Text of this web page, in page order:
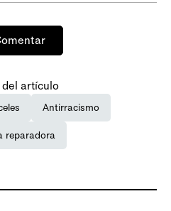
del artículo
Antirracismo
reparadora